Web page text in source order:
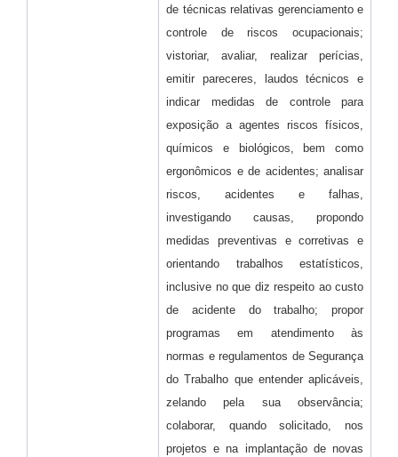
de técnicas relativas gerenciamento e
controle de riscos ocupacionais;
vistoriar, avaliar, realizar perícias,
emitir pareceres, laudos técnicos e
indicar medidas de controle para
exposição a agentes riscos físicos,
químicos e biológicos, bem como
ergonômicos e de acidentes; analisar
riscos, acidentes e falhas,
investigando causas, propondo
medidas preventivas e corretivas e
orientando trabalhos estatísticos,
inclusive no que diz respeito ao custo
de acidente do trabalho; propor
programas em atendimento às
normas e regulamentos de Segurança
do Trabalho que entender aplicáveis,
zelando pela sua observância;
colaborar, quando solicitado, nos
projetos e na implantação de novas